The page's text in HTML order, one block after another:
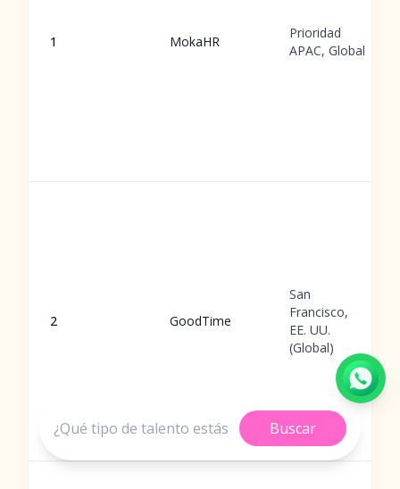
1 MokaHR
Prioridad
APAC, Global
2 GoodTime
San
Francisco,
EE. UU.
(Global)
Buscar